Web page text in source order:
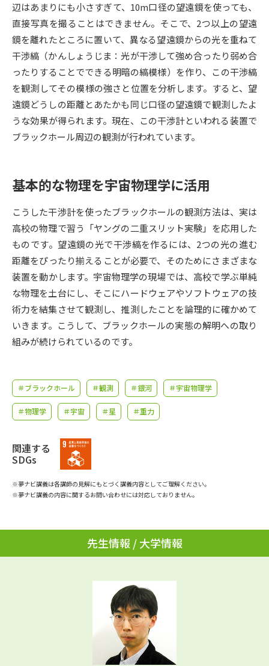
オープンキャンパスなどを調べる
オープンキャンパス検索 実施プログラムから探す
来場型・Web型イベント特集 夢ナビライブ
受験準備 資料検索
志望校・出願校を調べる
併願校選び 受験スケジュールを立てよう
先輩が入学を決めた理由 テレメール全国一斉進学調査
新生活お役立ちガイド
学問発見 学問検索
学問のミニ講義「夢ナビ講義」 学問分野解説
Ｑ＆Ａ よくあるご質問 大学進学IDについて
受付内容・発送状況の確認
テレメール進学カタログ
訂正のご案内
辺はあまりにも小さすぎて、10m口径の望遠鏡を使っても、
直接写真を撮ることはできません。そこで、2つ以上の望遠
鏡を離れたところに置いて、異なる望遠鏡からの光を重ねて
干渉縞（かんしょうじま：光が干渉して強め合ったり弱め合
ったりすることでできる明暗の縞模様）を作り、この干渉縞
を観測してその模様の強さと位置を分析します。すると、望
遠鏡どうしの距離とあたかも同じ口径の望遠鏡で観測したよ
うな効果が得られます。現在、この干渉計といわれる装置で
ブラックホール周辺の観測が行われています。
基本的な物理を宇宙物理学に活用
こうした干渉計を使ったブラックホールの観測方法は、実は
高校の物理で習う「ヤングの二重スリット実験」を応用した
ものです。望遠鏡の光で干渉縞を作るには、2つの光の進む
距離をぴったり揃えることが必要で、そのためにさまざまな
装置を動かします。宇宙物理学の現場では、高校で学ぶ単純
な物理を土台にし、そこにハードウェアやソフトウェアの技
術力を結集させて観測し、推測したことを論理的に確かめて
いきます。こうして、ブラックホールの実態の解明への取り
組みが続けられているのです。
＃ブラックホール ＃観測 ＃銀河 ＃宇宙物理学
＃物理学 ＃宇宙 ＃星 ＃重力
関連する
SDGs
※夢ナビ講義は各講師の見解にもとづく講義内容としてご理解ください。
※夢ナビ講義の内容に関するお問い合わせには対応しておりません。
先生情報 / 大学情報